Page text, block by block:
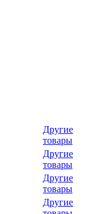
Другие
товары
Другие
товары
Другие
товары
Другие